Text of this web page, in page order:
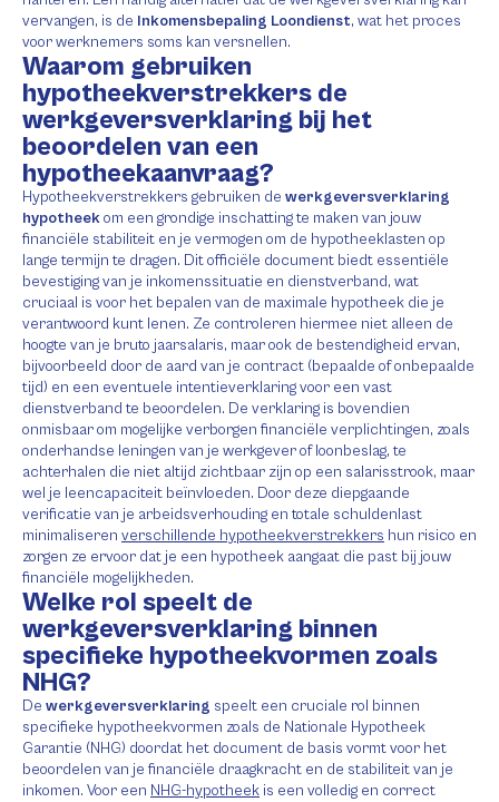
vervangen, is de Inkomensbepaling Loondienst, wat het proces
voor werknemers soms kan versnellen.
Waarom gebruiken
hypotheekverstrekkers de
werkgeversverklaring bij het
beoordelen van een
hypotheekaanvraag?
Hypotheekverstrekkers gebruiken de werkgeversverklaring
hypotheekom een grondige inschatting te maken van jouw
financiële stabiliteit en je vermogen om de hypotheeklasten op
lange termijn te dragen. Dit officiële document biedt essentiële
bevestiging van je inkomenssituatie en dienstverband, wat
cruciaal is voor het bepalen van de maximale hypotheek die je
verantwoord kunt lenen. Ze controleren hiermee niet alleen de
hoogte van je bruto jaarsalaris, maar ook de bestendigheid ervan,
bijvoorbeeld door de aard van je contract (bepaalde of onbepaalde
tijd) en een eventuele intentieverklaring voor een vast
dienstverband te beoordelen. De verklaring is bovendien
onmisbaar om mogelijke verborgen financiële verplichtingen, zoals
onderhandse leningen van je werkgever of loonbeslag, te
achterhalen die niet altijd zichtbaar zijn op een salarisstrook, maar
wel je leencapaciteit beïnvloeden. Door deze diepgaande
verificatie van je arbeidsverhouding en totale schuldenlast
minimaliseren verschillende hypotheekverstrekkers hun risico en
zorgen ze ervoor dat je een hypotheek aangaat die past bij jouw
financiële mogelijkheden.
Welke rol speelt de
werkgeversverklaring binnen
specifieke hypotheekvormen zoals
NHG?
De werkgeversverklaring speelt een cruciale rol binnen
specifieke hypotheekvormen zoals de Nationale Hypotheek
Garantie (NHG) doordat het document de basis vormt voor het
beoordelen van je financiële draagkracht en de stabiliteit van je
inkomen. Voor een NHG-hypotheek is een volledig en correct